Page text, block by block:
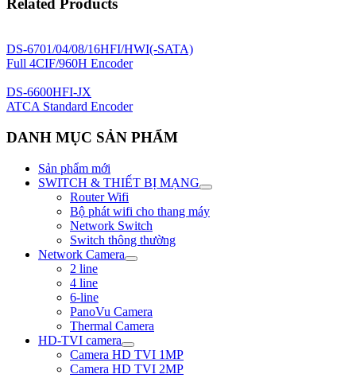
Related Products
DS-6701/04/08/16HFI/HWI(-SATA)
Full 4CIF/960H Encoder
DS-6600HFI-JX
ATCA Standard Encoder
DANH MỤC SẢN PHẨM
Sản phẩm mới
SWITCH & THIẾT BỊ MẠNG
Router Wifi
Bộ phát wifi cho thang máy
Network Switch
Switch thông thường
Network Camera
2 line
4 line
6-line
PanoVu Camera
Thermal Camera
HD-TVI camera
Camera HD TVI 1MP
Camera HD TVI 2MP